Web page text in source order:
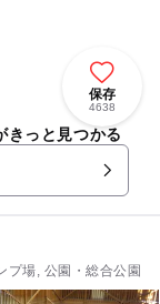
保存
4638
きっと見つかる
プ場, 公園・総合公園